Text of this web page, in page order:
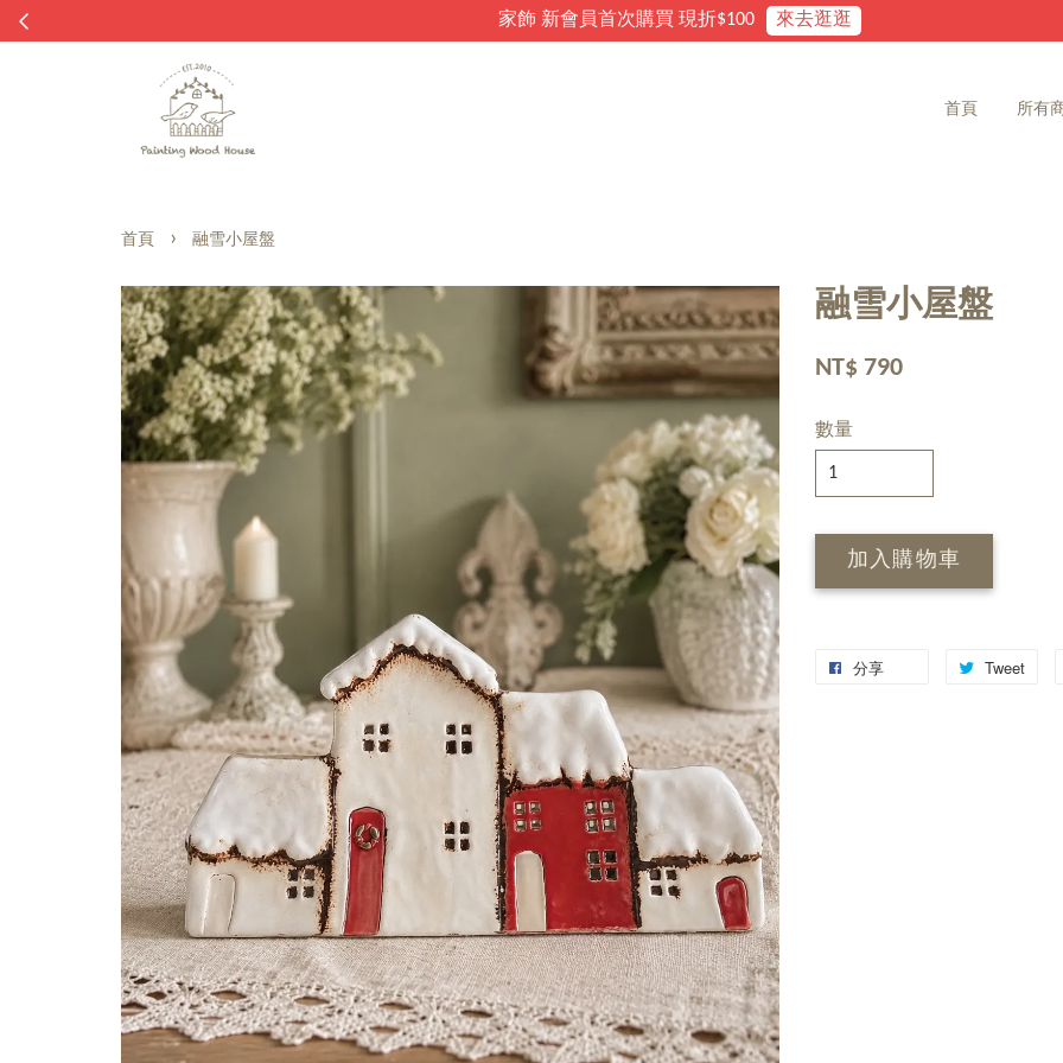
家飾雜貨 滿2000免運費
首頁 所有
首頁 › 融雪小屋盤
融雪小屋盤
NT$ 790
數量
加入購物車
分享 Tweet